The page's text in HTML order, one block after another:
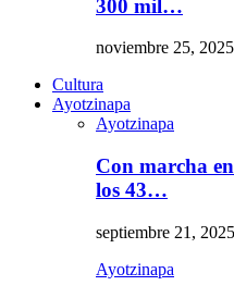
300 mil…
noviembre 25, 2025
Cultura
Ayotzinapa
Ayotzinapa
Con marcha
los 43…
septiembre 21, 2025
Ayotzinapa